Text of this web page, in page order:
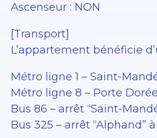
Ascenseur : NON
[Transport]
L’appartement bénéficie
Métro ligne 1 – Saint-
Métro ligne 8 – Porte
Bus 86 – arrêt “Saint-
Bus 325 – arrêt “Alphand”